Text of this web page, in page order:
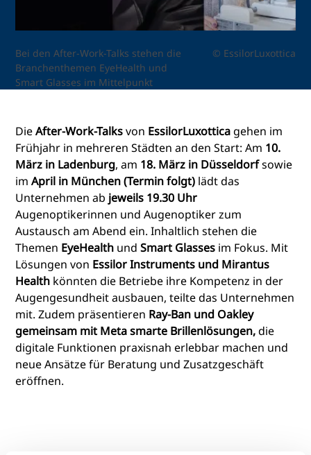
Bei den After-Work-Talks stehen die
Branchenthemen EyeHealth und
Smart Glasses im Mittelpunkt
© EssilorLuxottica
DieAfter-Work-Talksvon EssilorLuxottica gehen im
Frühjahr in mehreren Städten an den Start: Am 10.
März in Ladenburg, am 18. März in Düsseldorfsowie
imApril in München (Termin folgt) lädt das
Unternehmen ab jeweils 19.30 Uhr
Augenoptikerinnen und Augenoptiker zum
Austausch am Abend ein. Inhaltlich stehen die
Themen EyeHealth undSmart Glasses im Fokus. Mit
Lösungen von Essilor Instruments und Mirantus
Health könnten die Betriebe ihre Kompetenz in der
Augengesundheit ausbauen, teilte das Unternehmen
mit. Zudem präsentieren Ray-Ban und Oakley
gemeinsam mit Meta smarte Brillenlösungen,die
digitale Funktionen praxisnah erlebbar machen und
neue Ansätze für Beratung und Zusatzgeschäft
eröffnen.